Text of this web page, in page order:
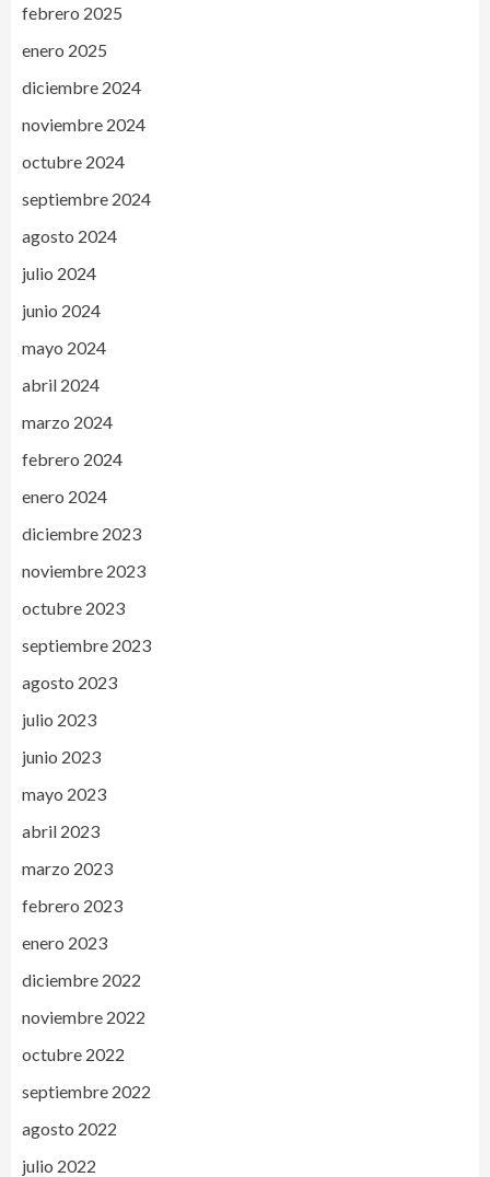
febrero 2025
enero 2025
diciembre 2024
noviembre 2024
octubre 2024
septiembre 2024
agosto 2024
julio 2024
junio 2024
mayo 2024
abril 2024
marzo 2024
febrero 2024
enero 2024
diciembre 2023
noviembre 2023
octubre 2023
septiembre 2023
agosto 2023
julio 2023
junio 2023
mayo 2023
abril 2023
marzo 2023
febrero 2023
enero 2023
diciembre 2022
noviembre 2022
octubre 2022
septiembre 2022
agosto 2022
julio 2022